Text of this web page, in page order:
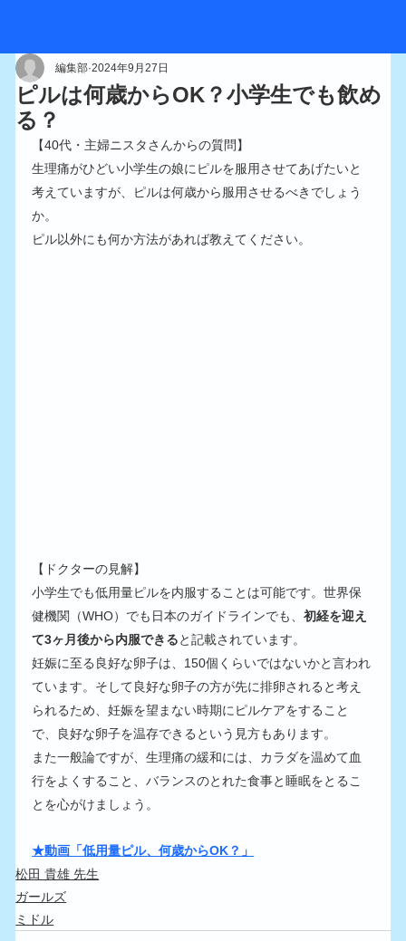
ピルは何歳からOK？小学生でも飲め
る？
編集部 2024年9月27日
【40代・主婦ニスタさんからの質問】
生理痛がひどい小学生の娘にピルを服用させてあげたいと
考えていますが、ピルは何歳から服用させるべきでしょう
か。
ピル以外にも何か方法があれば教えてください。
【ドクターの見解】
小学生でも低用量ピルを内服することは可能です。世界保
健機関（WHO）でも日本のガイドラインでも、初経を迎え
て3ヶ月後から内服できると記載されています。
妊娠に至る良好な卵子は、150個くらいではないかと言われ
ています。そして良好な卵子の方が先に排卵されると考え
られるため、妊娠を望まない時期にピルケアをすること
で、良好な卵子を温存できるという見方もあります。
また一般論ですが、生理痛の緩和には、カラダを温めて血
行をよくすること、バランスのとれた食事と睡眠をとるこ
とを心がけましょう。
★動画「低用量ピル、何歳からOK？」
松田 貴雄 先生
ガールズ
ミドル